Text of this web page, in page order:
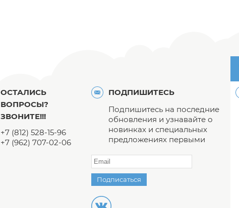
ОСТАЛИСЬ
ВОПРОСЫ?
ЗВОНИТЕ!!!
+7 (812) 528-15-96
+7 (962) 707-02-06
ПОДПИШИТЕСЬ
Подпишитесь на последние
обновления и узнавайте о
новинках и специальных
предложениях первыми
Подписаться